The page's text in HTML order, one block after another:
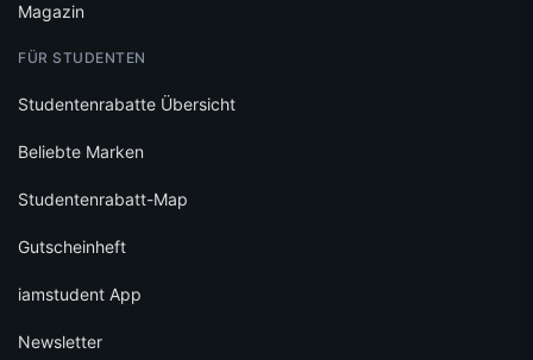
Magazin
FÜR STUDENTEN
Studentenrabatte Übersicht
Beliebte Marken
Studentenrabatt-Map
Gutscheinheft
iamstudent App
Newsletter